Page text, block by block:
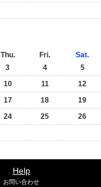
Thu. Fri.
Sat.
3 4
5
10 11
12
17 18
19
24 25
26
Help
お問い合わせ